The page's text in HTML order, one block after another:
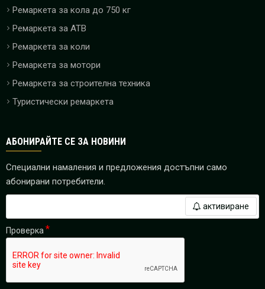
Ремаркета за кола до 750 кг
Ремаркета за ATB
Ремаркета за коли
Ремаркета за мотори
Ремаркета за строителна техника
Туристически ремаркета
АБОНИРАЙТЕ СЕ ЗА НОВИНИ
Специални намаления и предложения достъпни само
абонирани потребители.
активиране
Проверка